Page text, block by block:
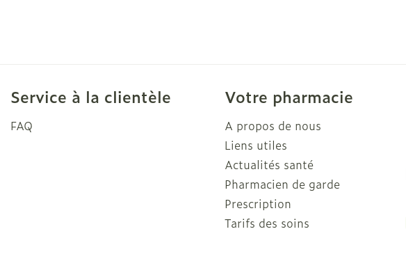
Service à la clientèle
FAQ
Votre pharmacie
A propos de nous
Liens utiles
Actualités santé
Pharmacien de garde
Prescription
Tarifs des soins